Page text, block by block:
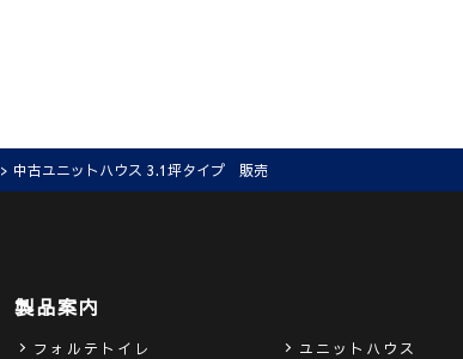
> 中古ユニットハウス 3.1坪タイプ 販売
製品案内
フォルテトイレ
ユニットハウス